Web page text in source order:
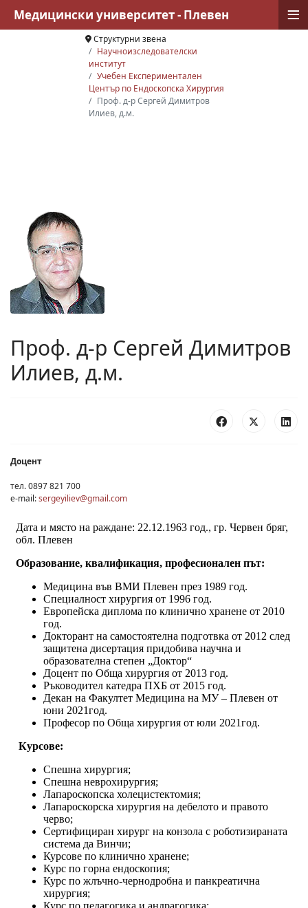
Структурни звена
Научноизследователски
институт
Учебен Експериментален
Център по Ендоскопска Хирургия
Проф. д-р Сергей Димитров
Илиев, д.м.
Проф. д-р Сергей Димитров
Илиев, д.м.
Доцент
тел. 0897 821 700
e-mail:sergeyiliev@gmail.com
Медицински университет - Плевен ≡